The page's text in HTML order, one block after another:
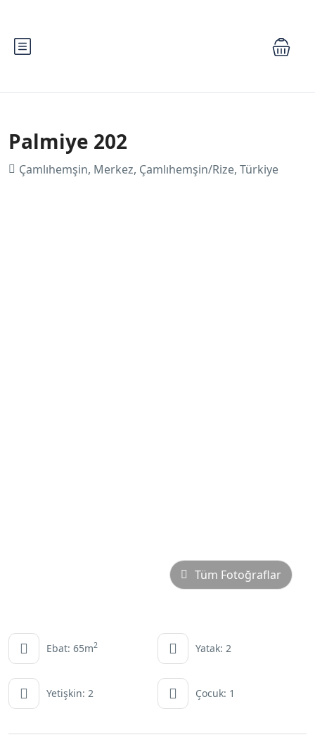
Palmiye 202
Çamlıhemşin, Merkez, Çamlıhemşin/Rize, Türkiye
Tüm Fotoğraflar
Ebat: 65m2 Yatak: 2
Yetişkin: 2 Çocuk: 1